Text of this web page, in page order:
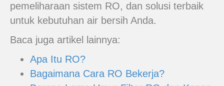
pemeliharaan sistem RO, dan solusi terbaik
untuk kebutuhan air bersih Anda.
Baca juga artikel lainnya:
Apa Itu RO?
Bagaimana Cara RO Bekerja?